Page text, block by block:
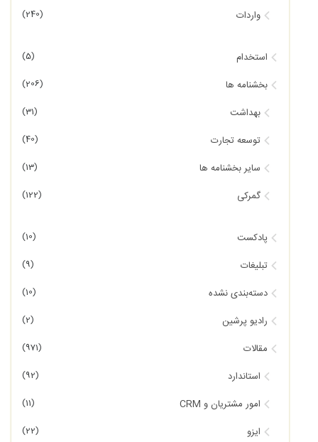
واردات (240)
استخدام (5)
بخشنامه ها (206)
بهداشت (31)
توسعه تجارت (40)
سایر بخشنامه ها (13)
گمرکی (122)
پادکست (10)
تبلیغات (9)
دسته‌بندی نشده (10)
رادیو پرشین (2)
مقالات (971)
استاندارد (92)
امور مشتریان و CRM (11)
ایزو (22)